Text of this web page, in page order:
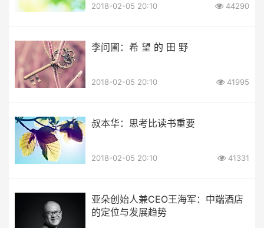
2018-02-05 20:10 44290
李问圃：希 望 的 田 野
2018-02-05 20:10 41995
叔本华：思考比读书重要
2018-02-05 20:10 41331
亚朵创始人兼CEO王海军：中端酒店
的定位与发展趋势